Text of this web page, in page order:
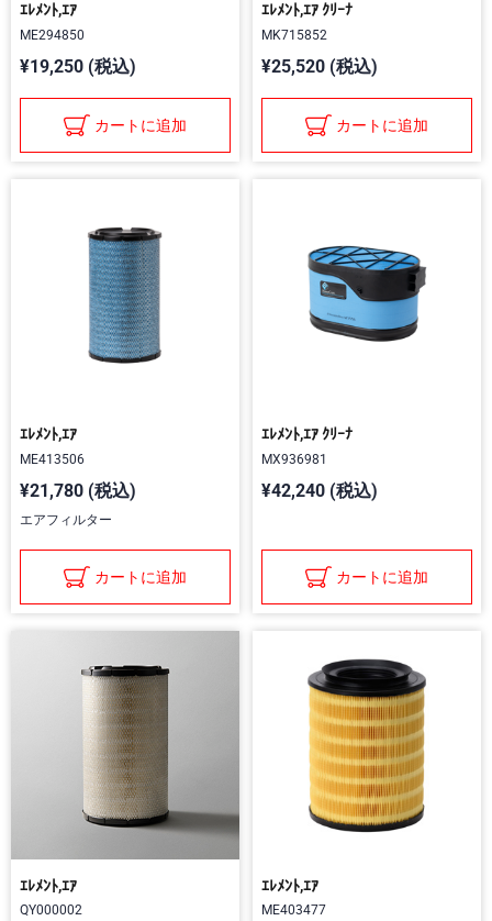
ｴﾚﾒﾝﾄ,ｴｱ
ME294850
¥19,250 (税込)
カートに追加
ｴﾚﾒﾝﾄ,ｴｱ ｸﾘｰﾅ
MK715852
¥25,520 (税込)
カートに追加
ｴﾚﾒﾝﾄ,ｴｱ
ME413506
¥21,780 (税込)
エアフィルター
カートに追加
ｴﾚﾒﾝﾄ,ｴｱ ｸﾘｰﾅ
MX936981
¥42,240 (税込)
カートに追加
ｴﾚﾒﾝﾄ,ｴｱ
QY000002
ｴﾚﾒﾝﾄ,ｴｱ
ME403477